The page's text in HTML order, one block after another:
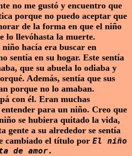
no me gustó y encuentro que
porque no puedo aceptar que
de la forma en que el niño
lo llevóhasta la muerte.
hacía era buscar en
sentía en su hogar. Este sentía
que su abuela lo odiaba y
Además, sentía que sus
porque no lo amaban.
con él. Eran muchas
para un niño. Creo que
se hubiera quitado la vida,
gente a su alrededor se sentía
cambiado el título por El niño
de amor.